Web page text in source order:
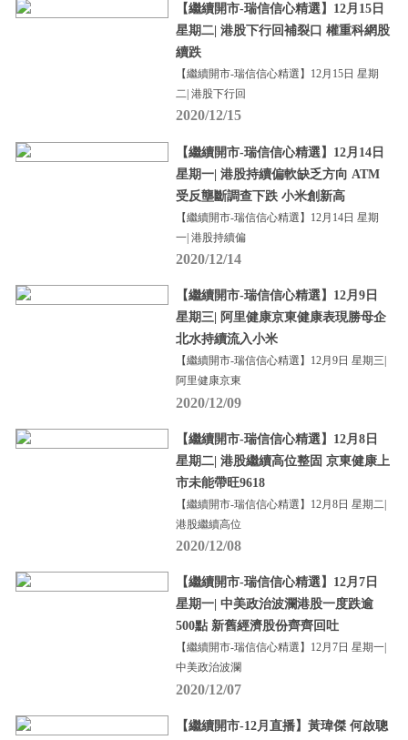
【繼續開市-瑞信信心精選】12月15日
星期二| 港股下行回補裂口 權重科網股
續跌
【繼續開市-瑞信信心精選】12月15日 星期
二| 港股下行回
2020/12/15
【繼續開市-瑞信信心精選】12月14日
星期一| 港股持續偏軟缺乏方向 ATM
受反壟斷調查下跌 小米創新高
【繼續開市-瑞信信心精選】12月14日 星期
一| 港股持續偏
2020/12/14
【繼續開市-瑞信信心精選】12月9日
星期三| 阿里健康京東健康表現勝母企
北水持續流入小米
【繼續開市-瑞信信心精選】12月9日 星期三|
阿里健康京東
2020/12/09
【繼續開市-瑞信信心精選】12月8日
星期二| 港股繼續高位整固 京東健康上
市未能帶旺9618
【繼續開市-瑞信信心精選】12月8日 星期二|
港股繼續高位
2020/12/08
【繼續開市-瑞信信心精選】12月7日
星期一| 中美政治波瀾港股一度跌逾
500點 新舊經濟股份齊齊回吐
【繼續開市-瑞信信心精選】12月7日 星期一|
中美政治波瀾
2020/12/07
【繼續開市-12月直播】黃瑋傑 何啟聰